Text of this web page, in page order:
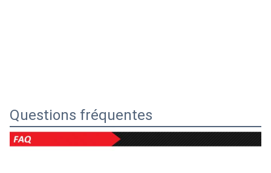
Questions fréquentes